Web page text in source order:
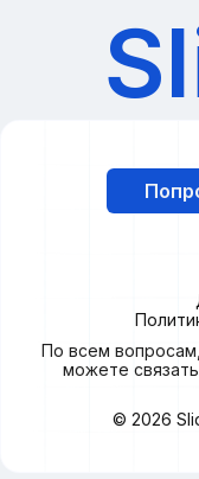
По всем
можете
© 2026